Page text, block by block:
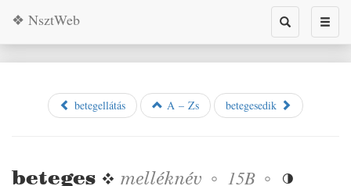
Toggle
search
❖ NsztWeb
betegellátás A – Zs betegesedik
beteges ❖ melléknév ◦ 15B ◦ 